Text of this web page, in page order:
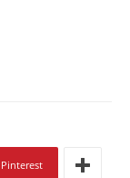
Pinterest